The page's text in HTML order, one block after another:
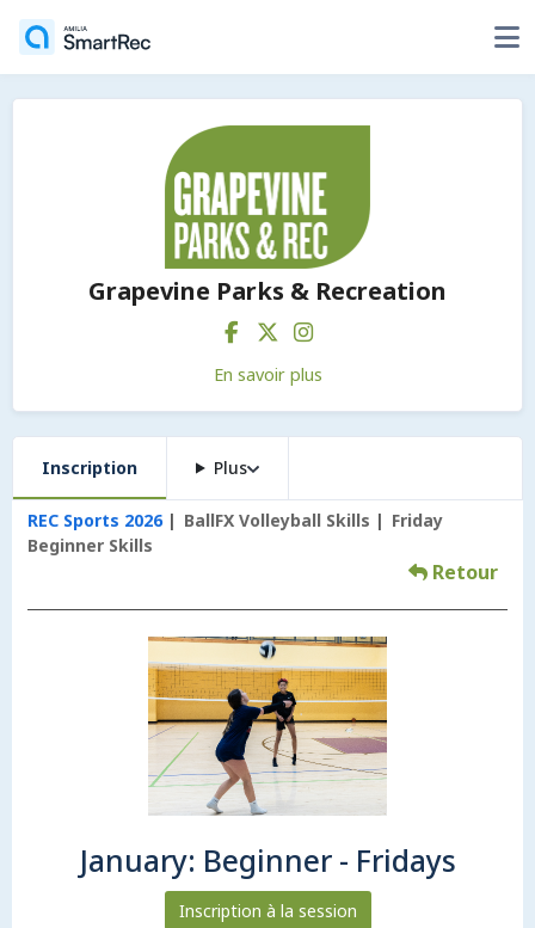
Grapevine Parks & Recreation
En savoir plus
Inscription Plus
REC Sports 2026 BallFX Volleyball Skills
Friday
Beginner Skills
Retour
January: Beginner - Fridays
Inscription à la session